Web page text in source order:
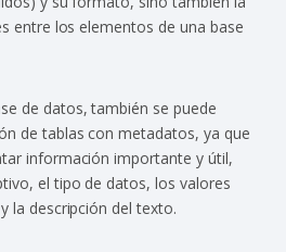
entre los elementos de una base
de datos, también se puede
de tablas con metadatos, ya que
información importante y útil,
el tipo de datos, los valores
la descripción del texto.